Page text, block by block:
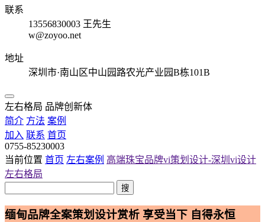
联系
13556830003 王先生
w@zoyoo.net
地址
深圳市·南山区中山园路农光产业园B栋101B
左右格局 品牌创新体
简介 方法 案例
加入 联系 首页
0755-85230003
当前位置 首页 左右案例 高端珠宝品牌vi策划设计-深圳vi设计
左右格局
搜
缅甸品牌全案策划设计赏析 享受当下 自得永恒